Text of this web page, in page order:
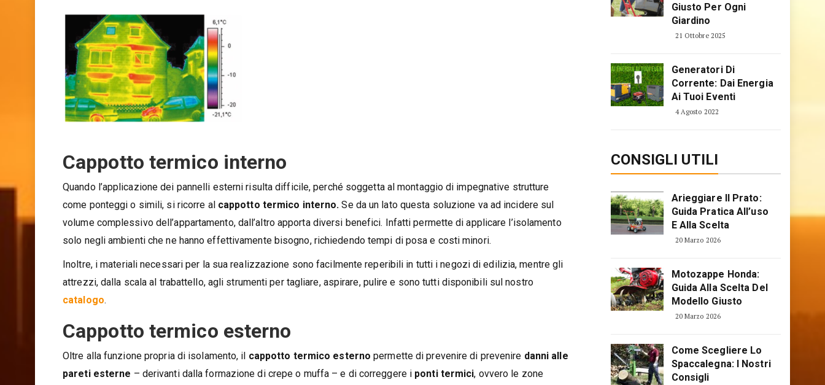
Cappotto termico interno
Quando l’applicazione dei pannelli esterni risulta difficile, perché soggetta al montaggio di impegnative strutture
come ponteggi o simili, si ricorre al cappotto termico interno.Se da un lato questa soluzione va ad incidere sul
volume complessivo dell’appartamento, dall’altro apporta diversi benefici. Infatti permette di applicare l’isolamento
solo negli ambienti che ne hanno effettivamente bisogno, richiedendo tempi di posa e costi minori.
Inoltre, i materiali necessari per la sua realizzazione sono facilmente reperibili in tutti i negozi di edilizia, mentre gli
attrezzi, dalla scala al trabattello, agli strumenti per tagliare, aspirare, pulire e sono tutti disponibili sul nostro
catalogo.
Cappotto termico esterno
Oltre alla funzione propria di isolamento, il cappotto termico esterno permette di prevenire di prevenire danni alle
pareti esterne – derivanti dalla formazione di crepe o muffa – e di correggere i ponti termici, ovvero le zone
Giusto Per Ogni
Giardino
21 Ottobre 2025
Generatori Di
Corrente: Dai Energia
Ai Tuoi Eventi
4 Agosto 2022
CONSIGLI UTILI
Arieggiare Il Prato:
Guida Pratica All’uso
E Alla Scelta
20 Marzo 2026
Motozappe Honda:
Guida Alla Scelta Del
Modello Giusto
20 Marzo 2026
Come Scegliere Lo
Spaccalegna: I Nostri
Consigli